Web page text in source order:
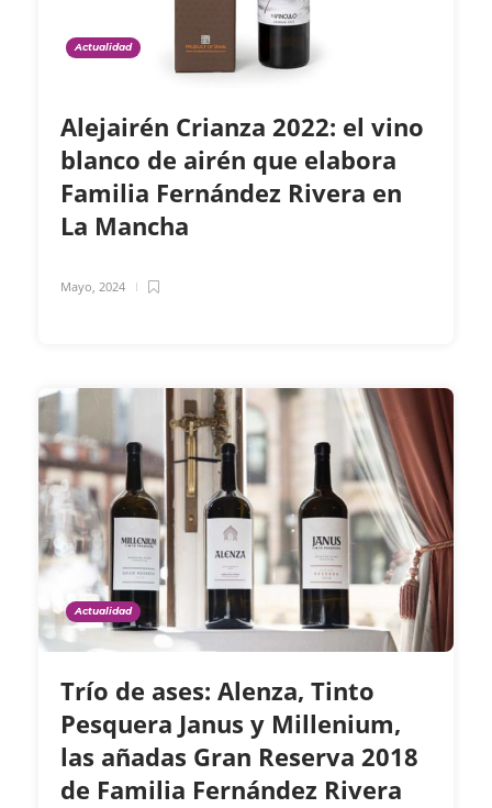
Actualidad
Alejairén Crianza 2022: el vino
blanco de airén que elabora
Familia Fernández Rivera en
La Mancha
Mayo, 2024
Actualidad
Trío de ases: Alenza, Tinto
Pesquera Janus y Millenium,
las añadas Gran Reserva 2018
de Familia Fernández Rivera